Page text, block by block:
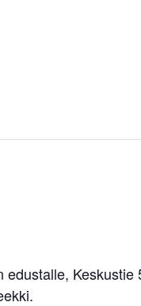
edustalle, Keskustie